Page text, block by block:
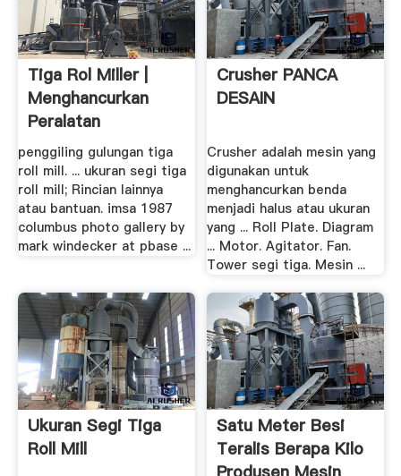
Tiga Rol Miller |
Menghancurkan
Peralatan
Pertambangan
penggiling gulungan tiga
roll mill. ... ukuran segi tiga
roll mill; Rincian lainnya
atau bantuan. imsa 1987
columbus photo gallery by
mark windecker at pbase ...
Crusher PANCA
DESAIN
Crusher adalah mesin yang
digunakan untuk
menghancurkan benda
menjadi halus atau ukuran
yang ... Roll Plate. Diagram
... Motor. Agitator. Fan.
Tower segi tiga. Mesin ...
Ukuran Segi Tiga
Roll Mill
Satu Meter Besi
Teralis Berapa Kilo